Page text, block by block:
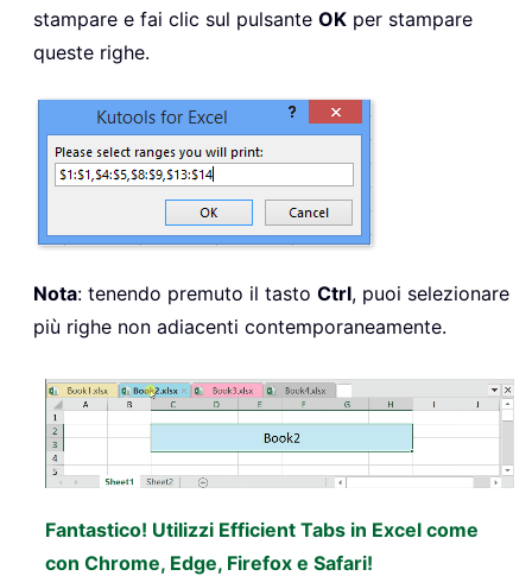
stampare e fai clic sul pulsante OK per stampare
queste righe.
Nota: tenendo premuto il tasto Ctrl, puoi selezionare
più righe non adiacenti contemporaneamente.
Fantastico! Utilizzi Efficient Tabs in Excel come
con Chrome, Edge, Firefox e Safari!